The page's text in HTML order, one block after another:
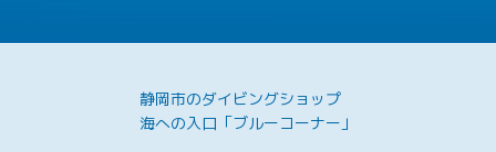
静岡市のダイビングショップ
海への入口「ブルーコーナー」